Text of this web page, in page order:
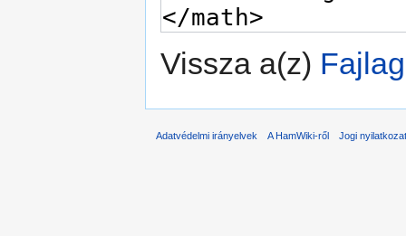
Vissza a(z)
Adatvédelmi irányelvek A HamWiki-ről Jogi